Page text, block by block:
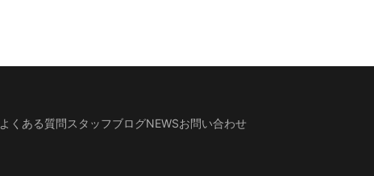
よくある質問スタッフブログNEWSお問い合わせ